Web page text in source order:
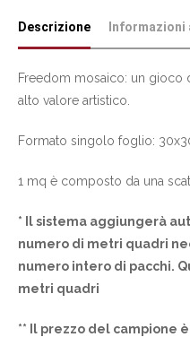
Descrizione
Freedom mosaico: un
alto valore artistico.
Formato singolo foglio:
1 mq è composto da una
* Il sistema aggiungerà
numero di metri quadri
numero intero di pacchi.
metri quadri
** Il prezzo del campione